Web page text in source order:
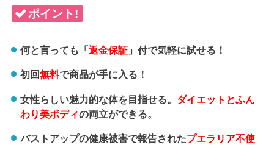
ポイント!
何と言っても「返金保証」付で気軽に試せる！
初回無料で商品が手に入る！
女性らしい魅力的な体を目指せる。 ダイエットとふん
わり美ボディの両立ができる。
バストアップの健康被害で報告されたプエラリア不使